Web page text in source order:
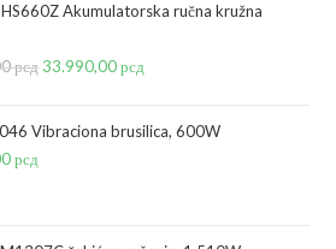
Akumulatorska ručna kružna
рсд Originalna
je
33.990,00рсдTrenutna
je:
Vibraciona brusilica, 600W
рсд